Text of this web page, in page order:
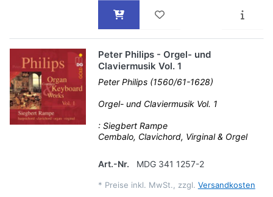
Peter Philips - Orgel- und
Claviermusik Vol. 1
Peter Philips (1560/61-1628)
Orgel- und Claviermusik Vol. 1
: Siegbert Rampe
Cembalo, Clavichord, Virginal & Orgel
Art.-Nr. MDG 341 1257-2
* Preise inkl. MwSt., zzgl. Versandkosten